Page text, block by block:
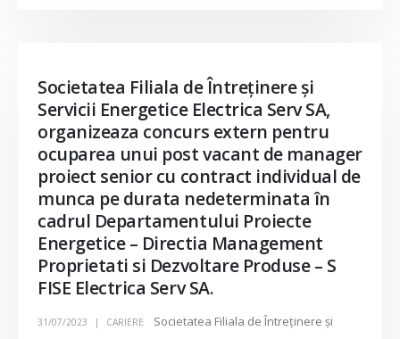
Societatea Filiala de Întreţinere şi
Servicii Energetice Electrica Serv SA,
organizeaza concurs extern pentru
ocuparea unui post vacant de manager
proiect senior cu contract individual de
munca pe durata nedeterminata în
cadrul Departamentului Proiecte
Energetice – Directia Management
Proprietati si Dezvoltare Produse – S
FISE Electrica Serv SA.
31/07/2023 CARIERE
Societatea Filiala de Întreţinere şi